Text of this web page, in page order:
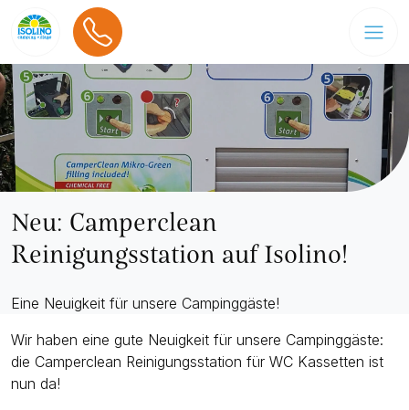
Neu: Camperclean
Reinigungsstation auf Isolino!
Eine Neuigkeit für unsere Campinggäste!
Wir haben eine gute Neuigkeit für unsere Campinggäste:
die Camperclean Reinigungsstation für WC Kassetten ist
nun da!